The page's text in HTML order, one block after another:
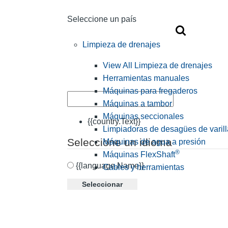
Seleccione un país
{{country.Text}}
Seleccione un idioma
{{language.Name}}
Seleccionar
Limpieza de drenajes
View All Limpieza de drenajes
Herramientas manuales
Máquinas para fregaderos
Máquinas a tambor
Máquinas seccionales
Limpiadoras de desagües de
Máquinas de agua a presión
Máquinas FlexShaft®
Cables y herramientas